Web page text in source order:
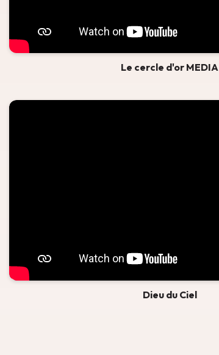
Le cercle d'or MEDIA
Dieu du Ciel